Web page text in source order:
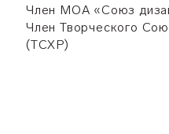
Член МОА «Союз
Член Творческого
(ТСХР)